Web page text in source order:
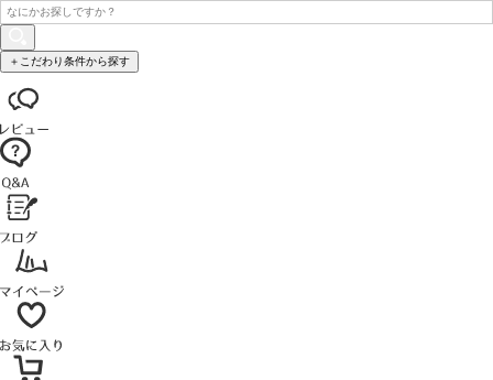
＋こだわり条件から探す